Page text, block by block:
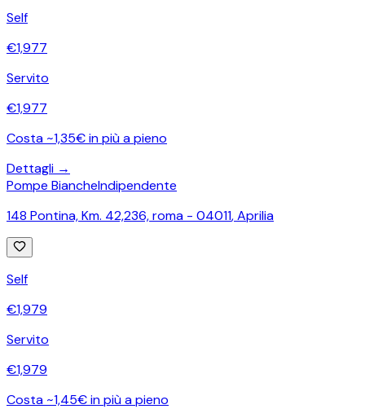
Self
€1,977
Servito
€1,977
Costa ~1,35€ in più a pieno
Dettagli →
Pompe BiancheIndipendente
148 Pontina, Km. 42,236, roma - 04011,Aprilia
Self
€1,979
Servito
€1,979
Costa ~1,45€ in più a pieno